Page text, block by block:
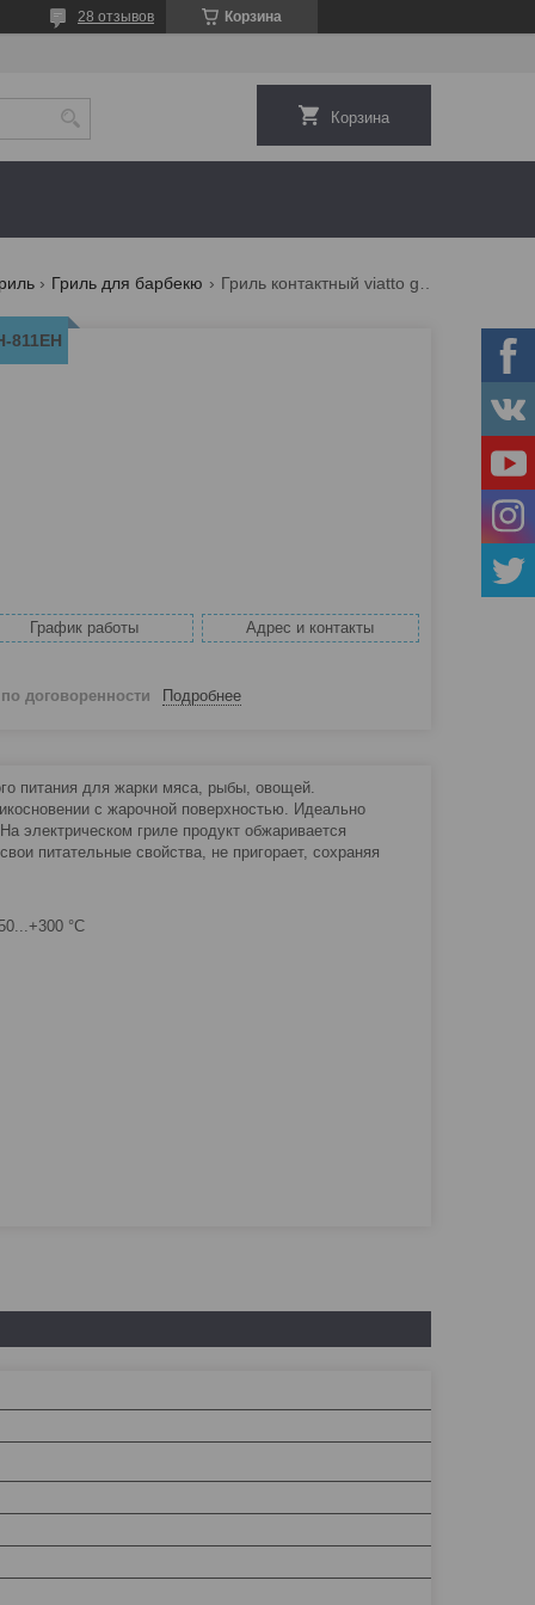
Корзина
28 отзывов
Корзина
Гриль для барбекю Гриль контактный viatto gh-811eh
811EH
График работы Адрес и контакты
по договоренности Подробнее
питания для жарки мяса, рыбы, овощей.
с жарочной поверхностью. Идеально
электрическом гриле продукт обжаривается
питательные свойства, не пригорает, сохраняя
°С